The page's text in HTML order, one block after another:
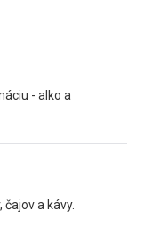
- alko a
a kávy.